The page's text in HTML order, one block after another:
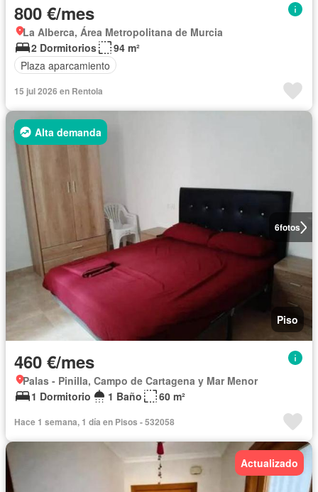
800 €/mes
La Alberca, Área Metropolitana de Murcia
2 Dormitorios
94 m²
Plaza aparcamiento
15 jul 2026 en Rentola
6fotos
Alta demanda
Piso
460 €/mes
Palas - Pinilla, Campo de Cartagena y Mar Menor
1 Dormitorio
1 Baño 60 m²
Hace 1 semana, 1 día en Pisos - 532058
Actualizado